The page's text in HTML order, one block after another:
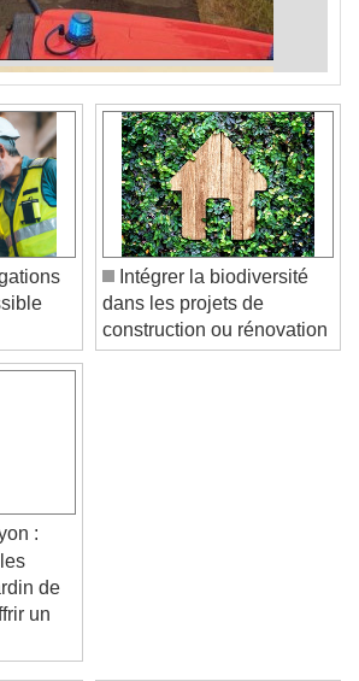
Intégrer la biodiversité
dans les projets de
construction ou rénovation
:
de
un